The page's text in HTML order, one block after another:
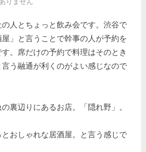
りません
人とちょっと飲み会です。渋谷で
屋」と言うことで幹事の人が予約を
。席だけの予約で料理はそのとき
う融通が利くのがよい感じなので
裏辺りにあるお店。「隠れ野」。
おしゃれな居酒屋。と言う感じで